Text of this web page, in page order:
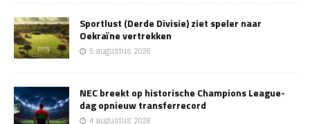
Sportlust (Derde Divisie) ziet speler naar
Oekraïne vertrekken
5 augustus 2026
NEC breekt op historische Champions League-
dag opnieuw transferrecord
4 augustus 2026